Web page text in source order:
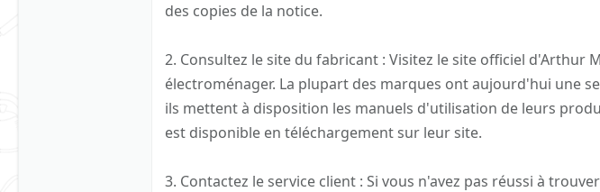
des copies de la notice.
2. Consultez le site du fabricant : Visitez le site officiel d'Arthur
électroménager. La plupart des marques ont aujourd'hui une
ils mettent à disposition les manuels d'utilisation de leurs
est disponible en téléchargement sur leur site.
3. Contactez le service client : Si vous n'avez pas réussi à